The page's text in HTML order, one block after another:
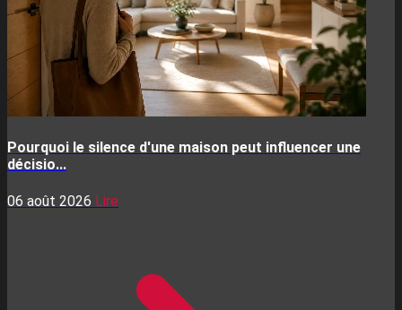
Pourquoi le silence d'une maison peut influencer une
décisio...
06 août 2026 Lire